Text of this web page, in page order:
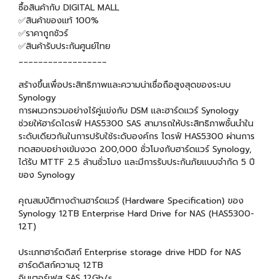
ซื้อสินค้ากับ DIGITAL MALL
✅สินค้าของแท้ 100%
✅ราคาถูกชัวร์
✅สินค้ารับประกันศูนย์ไทย
__________________
สร้างขึ้นเพื่อประสิทธิภาพและความน่าเชื่อถือสูงสุดของระบบ
Synology
การผนวกรวมอย่างไร้คู่แข่งกับ DSM และฮาร์ดแวร์ Synology
ช่วยให้ฮาร์ดไดรฟ์ HAS5300 SAS สามารถให้ประสิทธิภาพชั้นนำใน
ระดับเดียวกันในการปรับใช้ระดับองค์กร ไดรฟ์ HAS5300 ผ่านการ
ทดสอบอย่างเข้มงวด 200,000 ชั่วโมงกับฮาร์ดแวร์ Synology,
ได้รับ MTTF 2.5 ล้านชั่วโมง และมีการรับประกันภัยแบบจำกัด 5 ปี
ของ Synology
คุณสมบัติทางด้านฮาร์ดแวร์ (Hardware Specification) ของ
Synology 12TB Enterprise Hard Drive for NAS (HAS5300-
12T)
ประเภทฮาร์ดดิสก์ Enterprise storage drive HDD for NAS
ฮาร์ดดิสก์ความจุ 12TB